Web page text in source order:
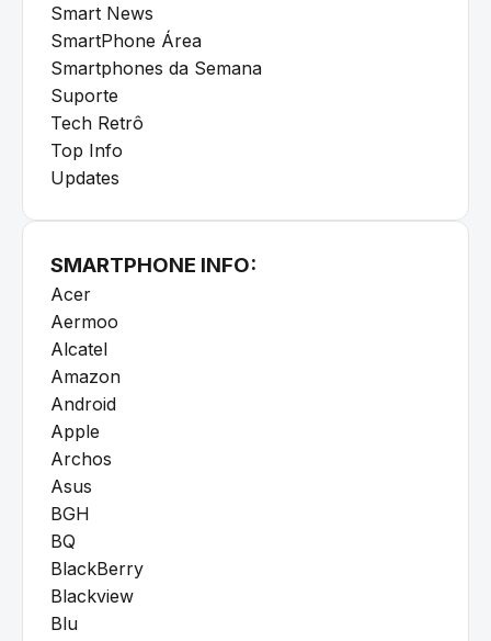
Smart News
SmartPhone Área
Smartphones da Semana
Suporte
Tech Retrô
Top Info
Updates
SMARTPHONE INFO:
Acer
Aermoo
Alcatel
Amazon
Android
Apple
Archos
Asus
BGH
BQ
BlackBerry
Blackview
Blu